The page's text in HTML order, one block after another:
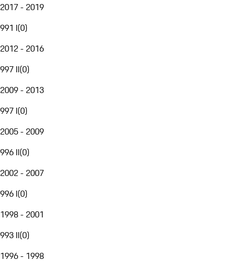
2017 - 2019
991 I(0)
2012 - 2016
997 II(0)
2009 - 2013
997 I(0)
2005 - 2009
996 II(0)
2002 - 2007
996 I(0)
1998 - 2001
993 II(0)
1996 - 1998